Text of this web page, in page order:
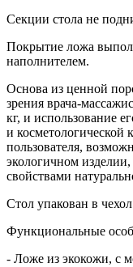
Секции стола не
Покрытие ложа
наполнителем.
Основа из ценной
зрения врача-
кг, и использование
и косметологической
пользователя,
экологичном
свойствами
Стол упакован в
Функциональные
- Ложе из экокожи, с